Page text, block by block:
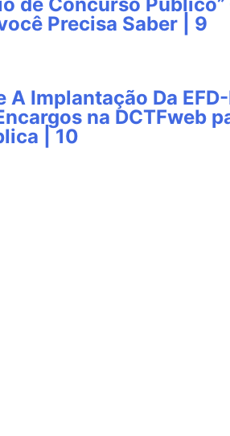
Precisa Saber | 9
Implantação Da EFD-
na DCTFweb
| 10